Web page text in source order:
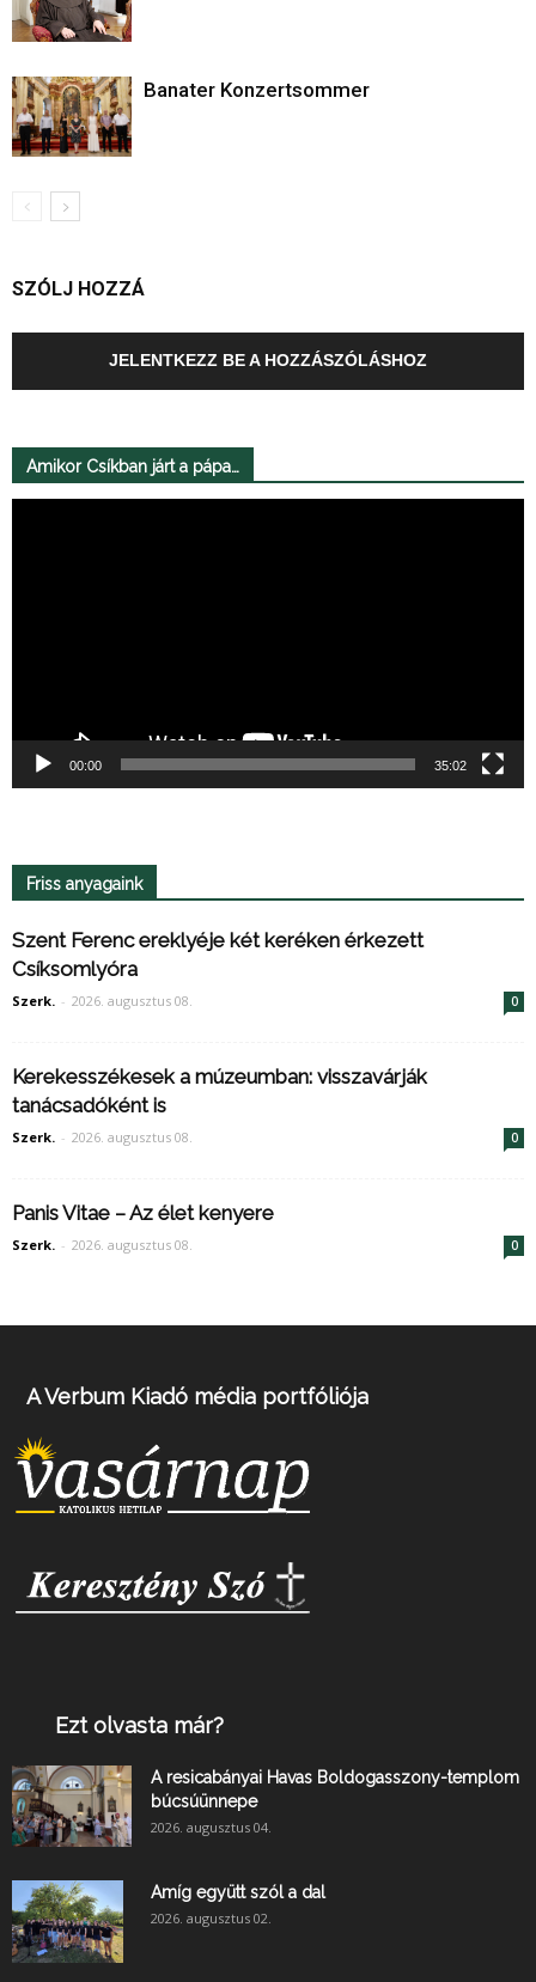
Banater Konzertsommer
SZÓLJ HOZZÁ
JELENTKEZZ BE A HOZZÁSZÓLÁSHOZ
Amikor Csíkban járt a pápa…
00:00 35:02
Friss anyagaink
Szent Ferenc ereklyéje két keréken érkezett
Csíksomlyóra
Szerk. - 2026. augusztus 08. 0
Kerekesszékesek a múzeumban: visszavárják
tanácsadóként is
Szerk. - 2026. augusztus 08. 0
Panis Vitae – Az élet kenyere
Szerk. - 2026. augusztus 08. 0
A Verbum Kiadó média portfóliója
Ezt olvasta már?
A resicabányai Havas Boldogasszony-templom
búcsúünnepe
2026. augusztus 04.
Amíg együtt szól a dal
2026. augusztus 02.